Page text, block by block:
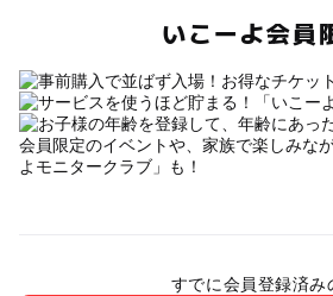
いこーよ会員
会員限定のイベントや、家族で楽しみな
よモニタークラブ」も！
すでに会員登録済み